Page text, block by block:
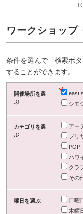
ワークショップ
条件を選んで「検索ボ
することができます。
開催場所を選
ぶ
east
シモ
カテゴリを選
ぶ
アー
プリ
POP
ハワ
クラ
その
曜日を選ぶ 日曜
木曜